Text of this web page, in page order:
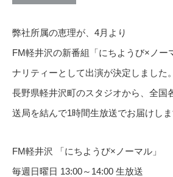
弊社所属の恵理が、4月より
FM軽井沢の新番組「にちようび×ノー
ナリティーとして出演が決定しました。
長野県軽井沢町のスタジオから、全国
送局を結んで1時間生放送でお届けしま
FM軽井沢 「にちようび×ノーマル」
毎週日曜日 13:00～14:00 生放送